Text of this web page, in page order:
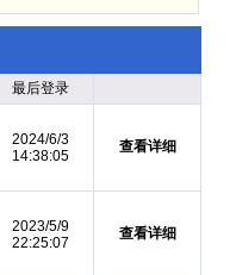
最后登录
2024/6/3
14:38:05
查看详细
2023/5/9
22:25:07
查看详细